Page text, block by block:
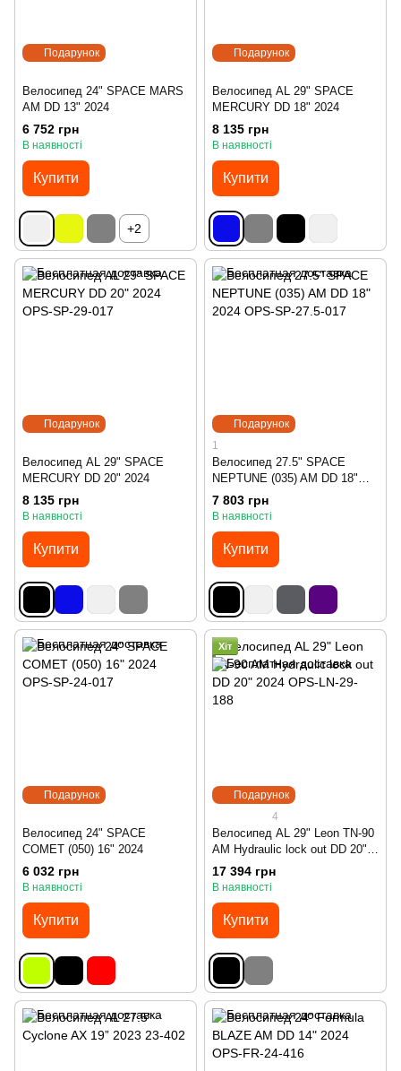
Подарунок
Велосипед 24" SPACE MARS
AM DD 13" 2024
6 752 грн
В наявності
Купити
+2
Подарунок
Велосипед AL 29" SPACE
MERCURY DD 18" 2024
8 135 грн
В наявності
Купити
Подарунок
Велосипед AL 29" SPACE
MERCURY DD 20" 2024
8 135 грн
В наявності
Купити
Подарунок
1
Велосипед 27.5" SPACE
NEPTUNE (035) AM DD 18"
2024
7 803 грн
В наявності
Купити
Подарунок
Велосипед 24" SPACE
COMET (050) 16" 2024
6 032 грн
В наявності
Купити
Подарунок
Хіт
4
Велосипед AL 29" Leon TN-90
AM Hydraulic lock out DD 20"
2024
17 394 грн
В наявності
Купити